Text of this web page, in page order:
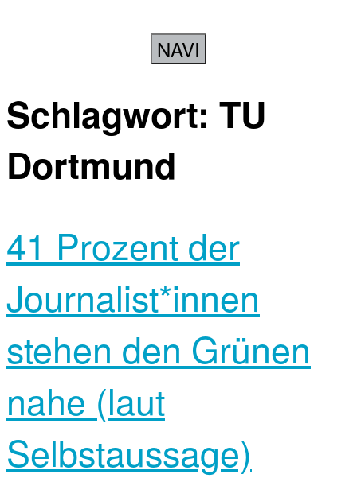
NAVI
Schlagwort: TU
Dortmund
41 Prozent der
Journalist*innen
stehen den Grünen
nahe (laut
Selbstaussage)